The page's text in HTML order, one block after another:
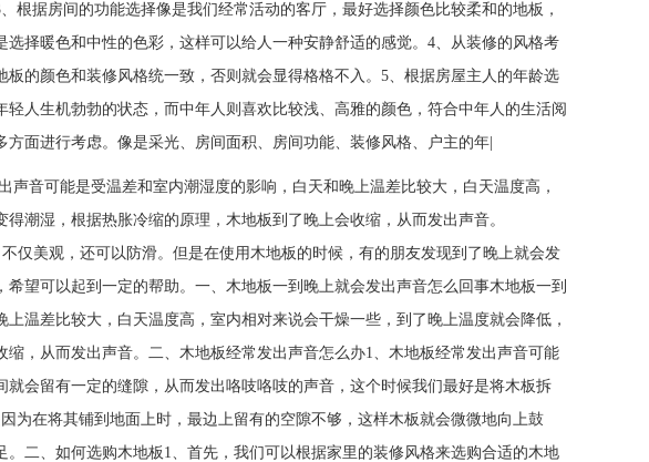
根据房间的功能选择像是我们经常活动的客厅，最好选择颜色比较柔和的地板，
择暖色和中性的色彩，这样可以给人一种安静舒适的感觉。4、从装修的风格考
的颜色和装修风格统一致，否则就会显得格格不入。5、根据房屋主人的年龄选
人生机勃勃的状态，而中年人则喜欢比较浅、高雅的颜色，符合中年人的生活阅
面进行考虑。像是采光、房间面积、房间功能、装修风格、户主的年|
音可能是受温差和室内潮湿度的影响，白天和晚上温差比较大，白天温度高，
变得潮湿，根据热胀冷缩的原理，木地板到了晚上会收缩，从而发出声音。
美观，还可以防滑。但是在使用木地板的时候，有的朋友发现到了晚上就会发
望可以起到一定的帮助。一、木地板一到晚上就会发出声音怎么回事木地板一到
温差比较大，白天温度高，室内相对来说会干燥一些，到了晚上温度就会降低，
，从而发出声音。二、木地板经常发出声音怎么办1、木地板经常发出声音可能
会留有一定的缝隙，从而发出咯吱咯吱的声音，这个时候我们最好是将木板拆
为在将其铺到地面上时，最边上留有的空隙不够，这样木板就会微微地向上鼓
二、如何选购木地板1、首先，我们可以根据家里的装修风格来选购合适的木地